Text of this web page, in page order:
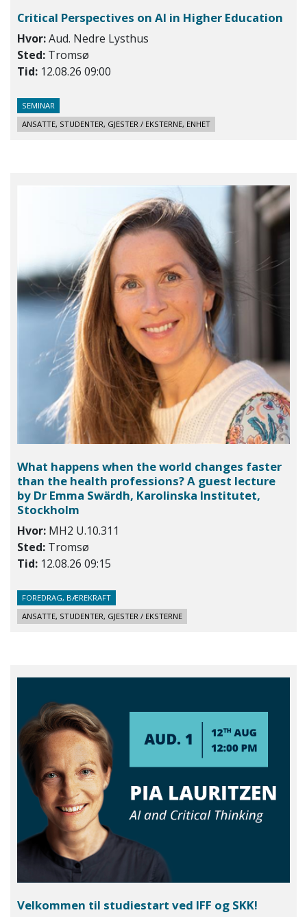
Critical Perspectives on AI in Higher Education
Hvor:Aud. Nedre Lysthus
Sted: Tromsø
Tid: 12.08.26 09:00
SEMINAR
ANSATTE, STUDENTER, GJESTER / EKSTERNE, ENHET
What happens when the world changes faster
than the health professions? A guest lecture
by Dr Emma Swärdh, Karolinska Institutet,
Stockholm
Hvor: MH2 U.10.311
Sted: Tromsø
Tid: 12.08.26 09:15
FOREDRAG, BÆREKRAFT
ANSATTE, STUDENTER, GJESTER / EKSTERNE
Velkommen til studiestart ved IFF og SKK!